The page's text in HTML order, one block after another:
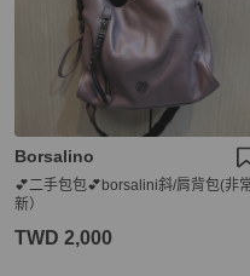
Borsalino
💕二手包包💕borsalini斜/肩背包(非
新）
TWD 2,000